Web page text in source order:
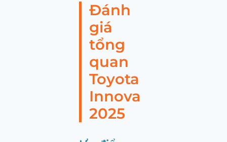
Đánh
giá
tổng
quan
Toyota
Innova
2025